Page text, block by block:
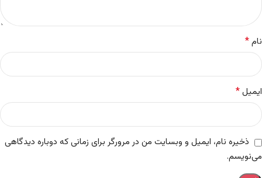
نام*
ایمیل*
ذخیره نام، ایمیل و وبسایت من در مرورگر برای زمانی که دوباره دیدگاهی
می‌نویسم.